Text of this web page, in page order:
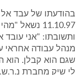
בהודעתו של עבד
11.10.97
מנהל עבודה אחראי
שגם הוא קבלן. הוא
לי שיק מחברת